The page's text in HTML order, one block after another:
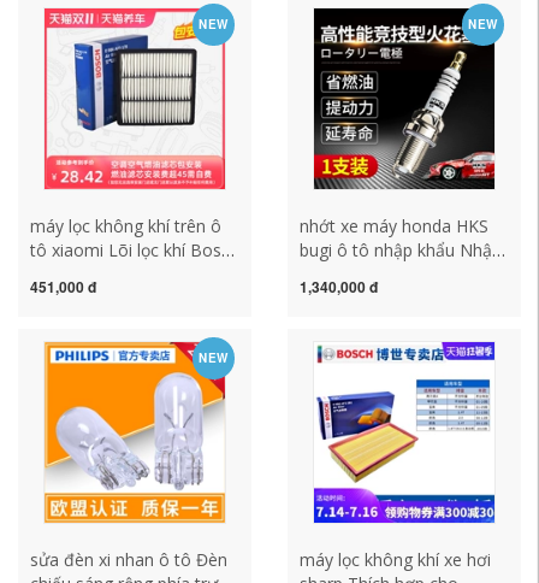
ga
V60 S80 XC60 máy lọc
không khí ô tô michelin
máy tạo ion xe hơi
NEW
máy lọc không khí trên ô
tô xiaomi Lõi lọc khí Bosch
lưới lọc khí Great Wall
lọc không khí trong ô tô
máy lọc khí ô tô
451,000 đ
NEW
nhớt xe máy honda HKS
bugi ô tô nhập khẩu Nhật
M45HL ren 12*26.5mm
ipone dầu caltex
1,340,000 đ
NEW
sửa đèn xi nhan ô tô Đèn
máy lọc không khí xe hơi